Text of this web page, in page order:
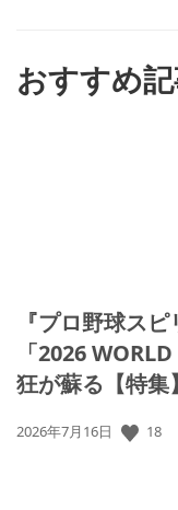
おすすめ
『プロ野球ス
「2026
狂が蘇る【特集】
公
2026年7月16日 18